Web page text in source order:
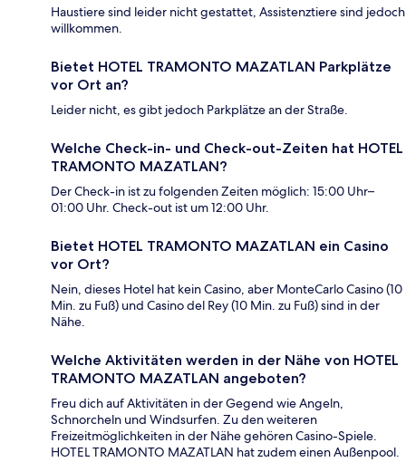
Haustiere sind leider nicht gestattet, Assistenztiere sind jedoch
willkommen.
Bietet HOTEL TRAMONTO MAZATLAN Parkplätze
vor Ort an?
Leider nicht, es gibt jedoch Parkplätze an der Straße.
Welche Check-in- und Check-out-Zeiten hat HOTEL
TRAMONTO MAZATLAN?
Der Check-in ist zu folgenden Zeiten möglich: 15:00 Uhr–
01:00 Uhr. Check-out ist um 12:00 Uhr.
Bietet HOTEL TRAMONTO MAZATLAN ein Casino
vor Ort?
Nein, dieses Hotel hat kein Casino, aber MonteCarlo Casino (10
Min. zu Fuß) und Casino del Rey (10 Min. zu Fuß) sind in der
Nähe.
Welche Aktivitäten werden in der Nähe von HOTEL
TRAMONTO MAZATLAN angeboten?
Freu dich auf Aktivitäten in der Gegend wie Angeln,
Schnorcheln und Windsurfen. Zu den weiteren
Freizeitmöglichkeiten in der Nähe gehören Casino-Spiele.
HOTEL TRAMONTO MAZATLAN hat zudem einen Außenpool.